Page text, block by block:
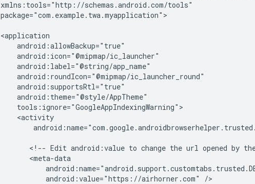
package="com.example.twa.myapplication">
<!-- Edit android:value to change the url opened by
android:value="https://airhorner.com"
/>